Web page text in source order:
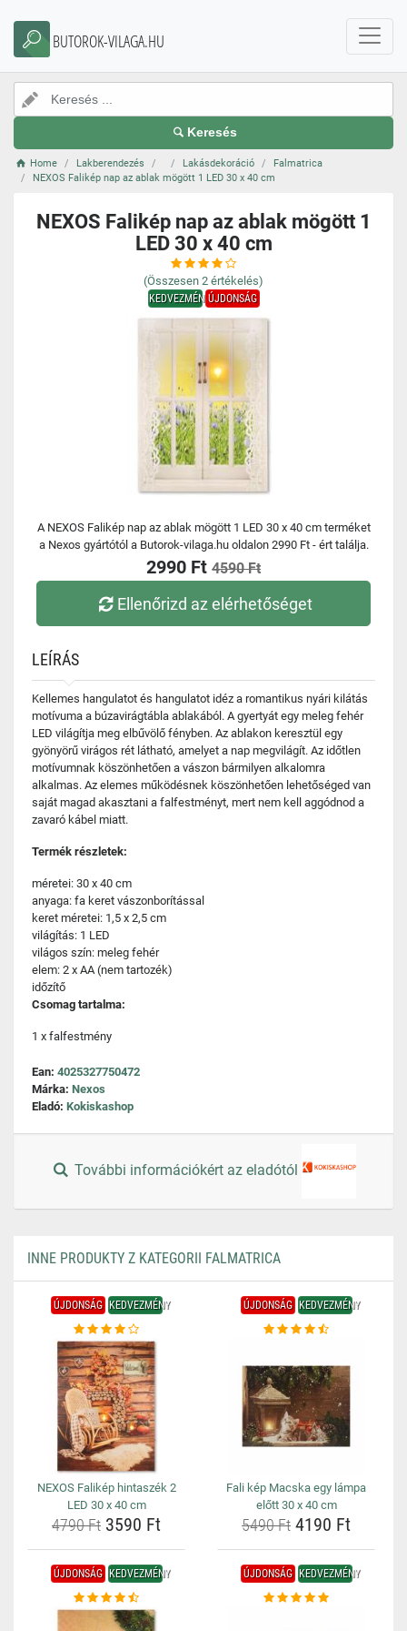
BUTOROK-VILAGA.HU
Keresés
Home Lakberendezés Lakásdekoráció
Falmatrica
NEXOS Falikép nap az ablak mögött 1 LED 30 x 40 cm
NEXOS Falikép nap az ablak mögött 1
LED 30 x 40 cm
(Összesen 2 értékelés)
KEDVEZMÉNYÚJDONSÁG
A NEXOS Falikép nap az ablak mögött 1 LED 30 x 40 cm terméket
a Nexos gyártótól a Butorok-vilaga.hu oldalon 2990 Ft - ért találja.
2990 Ft 4590 Ft
Ellenőrizd az elérhetőséget
LEÍRÁS
Kellemes hangulatot és hangulatot idéz a romantikus nyári kilátás
motívuma a búzavirágtábla ablakából. A gyertyát egy meleg fehér
LED világítja meg elbűvölő fényben. Az ablakon keresztül egy
gyönyörű virágos rét látható, amelyet a nap megvilágít. Az időtlen
motívumnak köszönhetően a vászon bármilyen alkalomra
alkalmas. Az elemes működésnek köszönhetően lehetőséged van
saját magad akasztani a falfestményt, mert nem kell aggódnod a
zavaró kábel miatt.
Termék részletek:
méretei: 30 x 40 cm
anyaga: fa keret vászonborítással
keret méretei: 1,5 x 2,5 cm
világítás: 1 LED
világos szín: meleg fehér
elem: 2 x AA (nem tartozék)
időzítő
Csomag tartalma:
1 x falfestmény
Ean: 4025327750472
Márka: Nexos
Eladó: Kokiskashop
További információkért az eladótól
INNE PRODUKTY Z KATEGORII FALMATRICA
ÚJDONSÁG KEDVEZMÉNY
NEXOS Falikép hintaszék 2
LED 30 x 40 cm
4790 Ft 3590 Ft
ÚJDONSÁG KEDVEZMÉNY
Fali kép Macska egy lámpa
előtt 30 x 40 cm
5490 Ft 4190 Ft
ÚJDONSÁG KEDVEZMÉNY ÚJDONSÁG KEDVEZMÉNY